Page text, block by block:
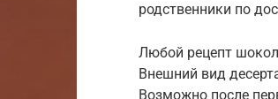
родственники по
Любой рецепт
Внешний вид
Возможно после